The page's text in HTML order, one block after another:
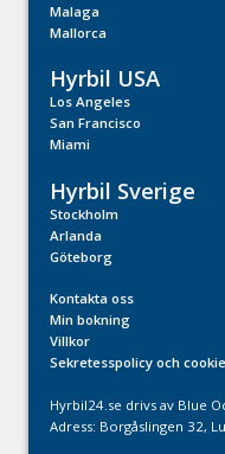
Malaga
Mallorca
Hyrbil USA
Los Angeles
San Francisco
Miami
Hyrbil Sverige
Stockholm
Arlanda
Göteborg
Kontakta oss
Min bokning
Villkor
Sekretesspolicy och
Hyrbil24.se drivs av Blue
Adress: Borgåslingen 32,